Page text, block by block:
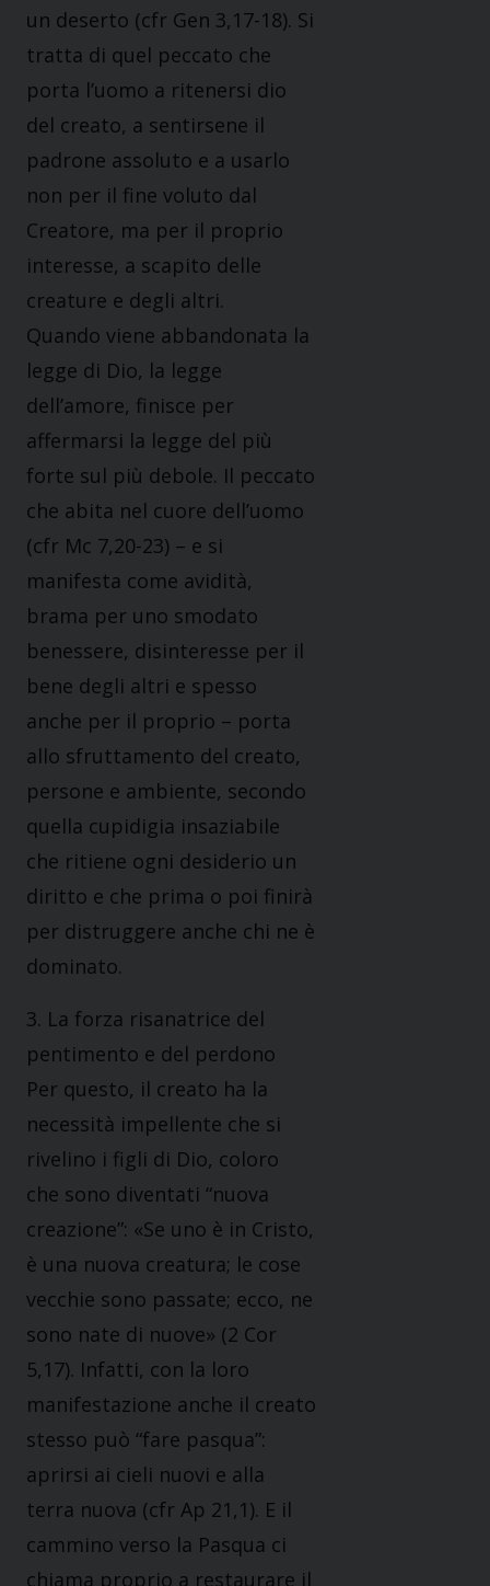
un deserto (cfr Gen 3,17-18). Si
tratta di quel peccato che
porta l’uomo a ritenersi dio
del creato, a sentirsene il
padrone assoluto e a usarlo
non per il fine voluto dal
Creatore, ma per il proprio
interesse, a scapito delle
creature e degli altri.
Quando viene abbandonata la
legge di Dio, la legge
dell’amore, finisce per
affermarsi la legge del più
forte sul più debole. Il peccato
che abita nel cuore dell’uomo
(cfr Mc 7,20-23) – e si
manifesta come avidità,
brama per uno smodato
benessere, disinteresse per il
bene degli altri e spesso
anche per il proprio – porta
allo sfruttamento del creato,
persone e ambiente, secondo
quella cupidigia insaziabile
che ritiene ogni desiderio un
diritto e che prima o poi finirà
per distruggere anche chi ne è
dominato.
3. La forza risanatrice del
pentimento e del perdono
Per questo, il creato ha la
necessità impellente che si
rivelino i figli di Dio, coloro
che sono diventati “nuova
creazione”: «Se uno è in Cristo,
è una nuova creatura; le cose
vecchie sono passate; ecco, ne
sono nate di nuove» (2 Cor
5,17). Infatti, con la loro
manifestazione anche il creato
stesso può “fare pasqua”:
aprirsi ai cieli nuovi e alla
terra nuova (cfr Ap 21,1). E il
cammino verso la Pasqua ci
chiama proprio a restaurare il